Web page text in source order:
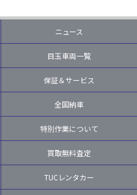
ニュース
目玉車両一覧
保証＆サービス
全国納車
特別作業について
買取無料査定
TUCレンタカー